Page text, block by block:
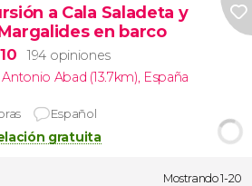
a Cala Saladeta y
en barco
194 opiniones
Antonio Abad (13.7km), España
Español
gratuita
Mostrando 1-20